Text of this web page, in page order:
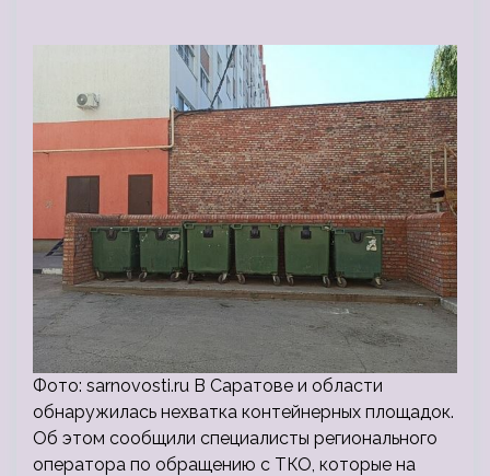
Фото: sarnovosti.ru В Саратове и области
обнаружилась нехватка контейнерных площадок.
Об этом сообщили специалисты регионального
оператора по обращению с ТКО, которые на